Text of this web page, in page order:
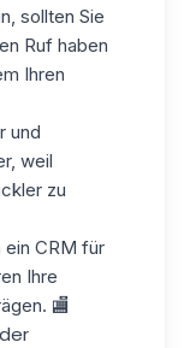
sollten Sie
Ruf haben
Ihren
und
weil
zu
ein CRM für
Ihre
🏬